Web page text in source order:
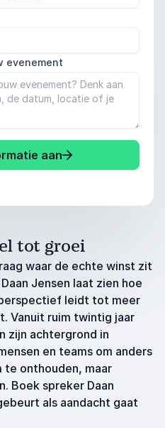
evenement
aan
tot groei
waar de echte winst zit
Jensen laat zien hoe
leidt tot meer
Vanuit ruim twintig jaar
zijn achtergrond in
en teams om anders
te onthouden, maar
Boek spreker Daan
als aandacht gaat